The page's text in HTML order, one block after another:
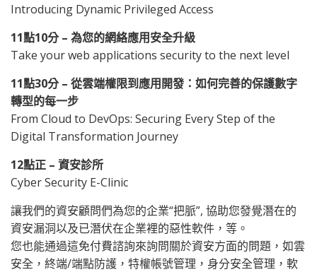
Introducing Dynamic Privileged Access
11點10分– 為您的網絡應用安全升級
Take your web applications security to the next level
11點30分– 從雲端權限到應用開發：如何完善的保護數字
轉型的每一步
From Cloud to DevOps: Securing Every Step of the
Digital Transformation Journey
12點正 – 資安診所
Cyber Security E-Clinic
讓我們的資安顧問們為您的企業“把脈”, 協助您發覺潛在的
資安漏洞以及已潛伏在企業裡的惡性軟件，等。
您也能通過這免付費諮詢來詢問關於資安方面的問題，如雲
安全，終端/端點防護，特權帳號管理，身分安全管理，軟